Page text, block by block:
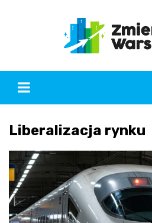
Liberalizacja rynku